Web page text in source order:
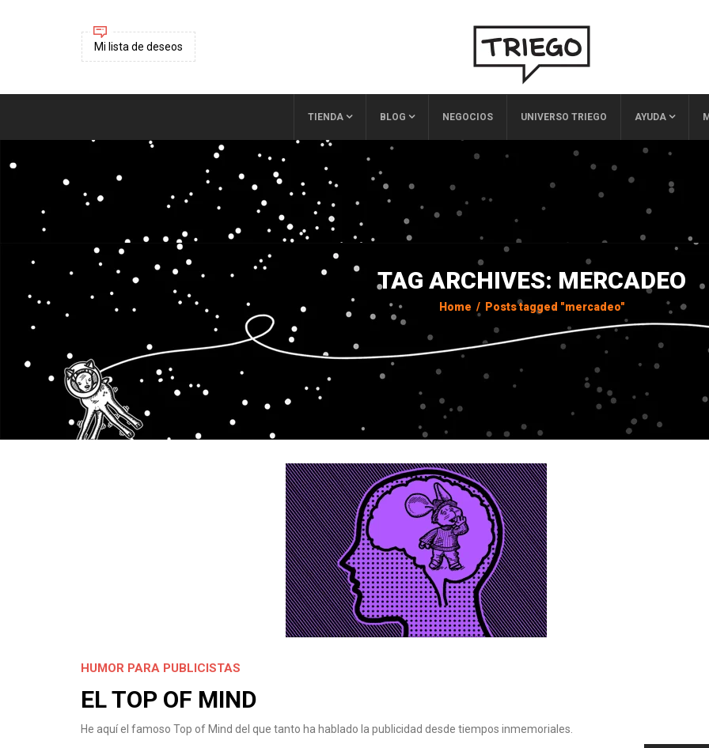
Mi lista de deseos
TIENDA BLOG NEGOCIOS UNIVERSO TRIEGO AYUDA
TAG ARCHIVES: MERCADEO
Home / Posts tagged "mercadeo"
HUMOR PARA PUBLICISTAS
EL TOP OF MIND
He aquí el famoso Top of Mind del que tanto ha hablado la publicidad desde tiempos inmemoriales.